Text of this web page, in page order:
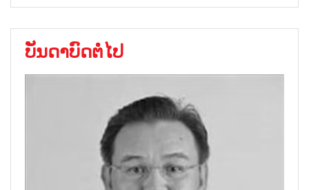
ບັນດາບົດຕໍ່ໄປ